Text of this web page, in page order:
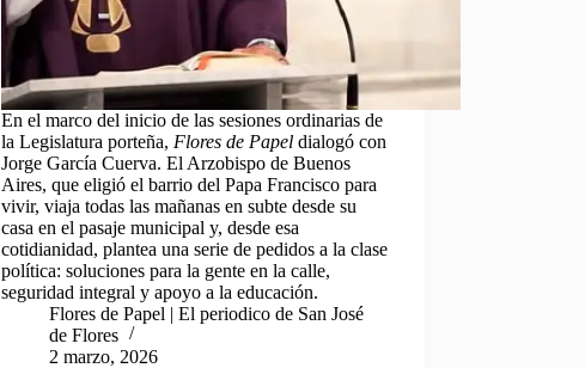
En el marco del inicio de las sesiones ordinarias de
la Legislatura porteña, Flores de Papel dialogó con
Jorge García Cuerva. El Arzobispo de Buenos
Aires, que eligió el barrio del Papa Francisco para
vivir, viaja todas las mañanas en subte desde su
casa en el pasaje municipal y, desde esa
cotidianidad, plantea una serie de pedidos a la clase
política: soluciones para la gente en la calle,
seguridad integral y apoyo a la educación.
Flores de Papel | El periodico de San José
de Flores
2 marzo, 2026